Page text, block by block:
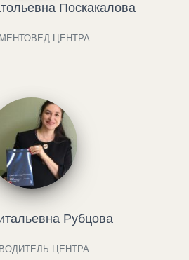
Поскакалова
ЦЕНТРА
Рубцова
ЦЕНТРА